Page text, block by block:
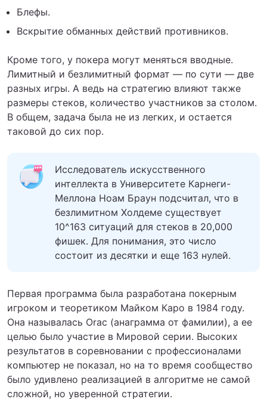
Блефы.
Вскрытие обманных действий противников.
Кроме того, у покера могут меняться вводные.
Лимитный и безлимитный формат — по сути — две
разных игры. А ведь на стратегию влияют также
размеры стеков, количество участников за столом.
В общем, задача была не из легких, и остается
таковой до сих пор.
Исследователь искусственного
интеллекта в Университете Карнеги-
Меллона Ноам Браун подсчитал, что в
безлимитном Холдеме существует
10^163 ситуаций для стеков в 20,000
фишек. Для понимания, это число
состоит из десятки и еще 163 нулей.
Первая программа была разработана покерным
игроком и теоретиком Майком Каро в 1984 году.
Она называлась Orac (анаграмма от фамилии), а ее
целью было участие в Мировой серии. Высоких
результатов в соревновании с профессионалами
компьютер не показал, но на то время сообщество
было удивлено реализацией в алгоритме не самой
сложной, но уверенной стратегии.